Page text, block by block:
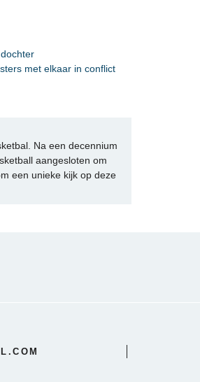
met elkaar in conflict
Na een decennium
aangesloten om
een unieke kijk op deze